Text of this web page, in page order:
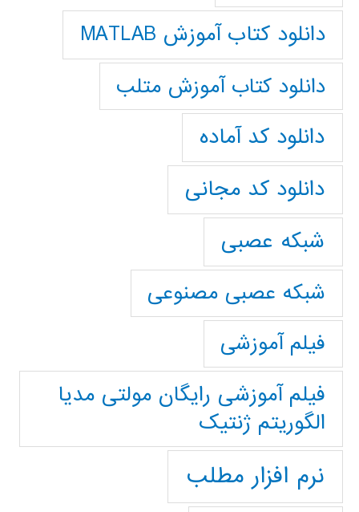
دانلود کتاب آموزش MATLAB
دانلود کتاب آموزش متلب
دانلود کد آماده
دانلود کد مجانی
شبکه عصبی
شبکه عصبی مصنوعی
فیلم آموزشی
فیلم آموزشی رایگان مولتی مدیا
الگوریتم ژنتیک
نرم افزار مطلب